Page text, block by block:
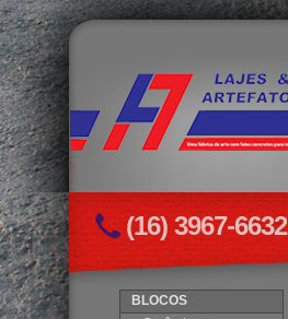
(16) 3967-6632
BLOCOS